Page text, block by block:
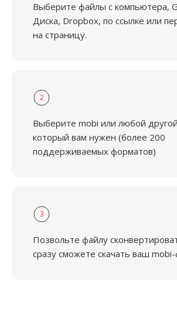
Выберите файлы с компьютера,
Диска, Dropbox, по ссылке или
на страницу.
2
Выберите mobi или любой
который вам нужен (более 200
поддерживаемых форматов)
3
Позвольте файлу
сразу сможете скачать ваш